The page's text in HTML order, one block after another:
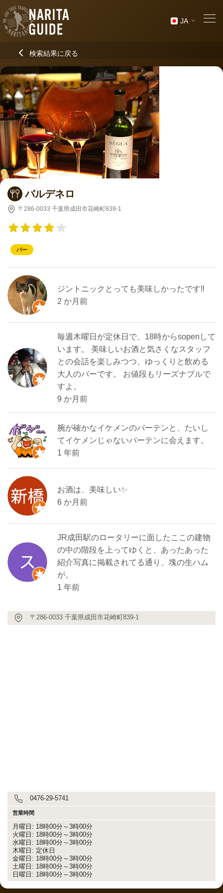
JA
検索結果に戻る
バルデネロ
〒286-0033 千葉県成田市花崎町839-1
バー
ジントニックとっても美味しかったです‼️
2 か月前
毎週木曜日が定休日で、18時からsopenして
います。 美味しいお酒と気さくなスタッフ
との会話を楽しみつつ、ゆっくりと飲める
大人のバーです。 お値段もリーズナブルで
すよ。
9 か月前
腕が確かなイケメンのバーテンと、たいし
てイケメンじゃないバーテンに会えます。
1 年前
お酒は、美味しい✨
6 か月前
JR成田駅のロータリーに面したここの建物
の中の階段を上ってゆくと、あったあった
紹介写真に掲載されてる通り、塊の生ハム
が。
1 年前
〒286-0033 千葉県成田市花崎町839-1
0476-29-5741
営業時間
月曜日: 18時00分～3時00分
火曜日: 18時00分～3時00分
水曜日: 18時00分～3時00分
木曜日: 定休日
金曜日: 18時00分～3時00分
土曜日: 18時00分～3時00分
日曜日: 18時00分～3時00分